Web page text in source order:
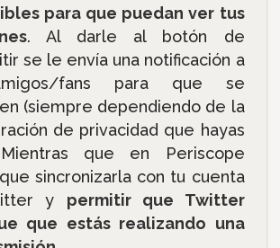
para que puedan ver tus
. Al darle al botón de
se le envía una notificación a
fans para que se
(siempre dependiendo de la
de privacidad que hayas
que en Periscope
sincronizarla con tu cuenta
y permitir que Twitter
que estás realizando una